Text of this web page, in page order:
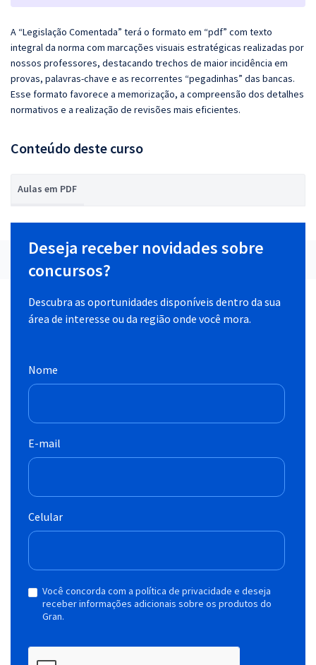
A “Legislação Comentada” terá o formato em “pdf” com texto
integral da norma com marcações visuais estratégicas realizadas por
nossos professores, destacando trechos de maior incidência em
provas, palavras-chave e as recorrentes “pegadinhas” das bancas.
Esse formato favorece a memorização, a compreensão dos detalhes
normativos e a realização de revisões mais eficientes.
Conteúdo deste curso
Aulas em PDF
Deseja receber novidades sobre
concursos?
Descubra as oportunidades disponíveis dentro da sua
área de interesse ou da região onde você mora.
Nome
E-mail
Celular
Você concorda com a política de privacidade e deseja
receber informações adicionais sobre os produtos do
Gran.